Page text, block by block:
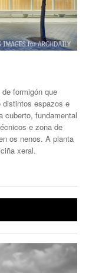
formigón que
espazos e
cuberto, fundamental
e zona de
os nenos. A planta
xeral.